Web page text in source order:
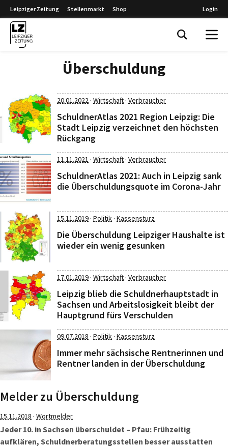
Leipziger Zeitung Stellenmarkt Shop Login
Überschuldung
20.01.2022· Wirtschaft· Verbraucher
SchuldnerAtlas 2021 Region Leipzig: Die
Stadt Leipzig verzeichnet den höchsten
Rückgang
11.11.2021 · Wirtschaft· Verbraucher
SchuldnerAtlas 2021: Auch in Leipzig sank
die Überschuldungsquote im Corona-Jahr
15.11.2019· Politik· Kassensturz
Die Überschuldung Leipziger Haushalte ist
wieder ein wenig gesunken
17.01.2019· Wirtschaft· Verbraucher
Leipzig blieb die Schuldnerhauptstadt in
Sachsen und Arbeitslosigkeit bleibt der
Hauptgrund fürs Verschulden
09.07.2018 · Politik· Kassensturz
Immer mehr sächsische Rentnerinnen und
Rentner landen in der Überschuldung
Melder zu Überschuldung
15.11.2018 · Wortmelder
Jeder 10. in Sachsen überschuldet – Pfau: Frühzeitig
aufklären, Schuldnerberatungsstellen besser ausstatten